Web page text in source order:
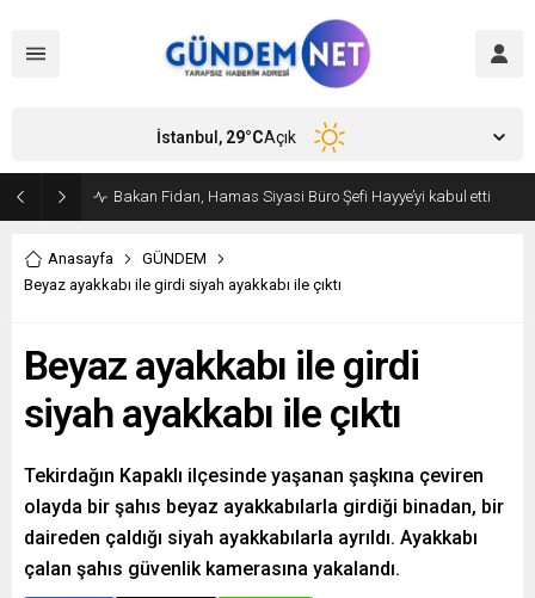
Bakan Fidan, Hamas Siyasi Büro Şefi Hayye’yi kabul etti
İstanbul, 29°CAçık
Anasayfa
GÜNDEM
Beyaz ayakkabı ile girdi siyah ayakkabı ile çıktı
Beyaz ayakkabı ile girdi
siyah ayakkabı ile çıktı
Tekirdağın Kapaklı ilçesinde yaşanan şaşkına çeviren
olayda bir şahıs beyaz ayakkabılarla girdiği binadan, bir
daireden çaldığı siyah ayakkabılarla ayrıldı. Ayakkabı
çalan şahıs güvenlik kamerasına yakalandı.